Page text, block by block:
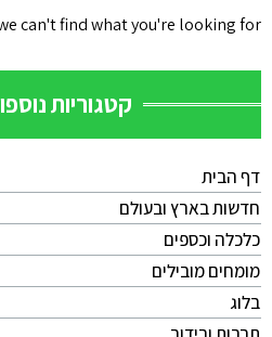
can't find what you're looking for.
קטגוריות
דף הבית
חדשות בארץ ובעולם
כלכלה וכספים
מומחים מובילים
בלוג